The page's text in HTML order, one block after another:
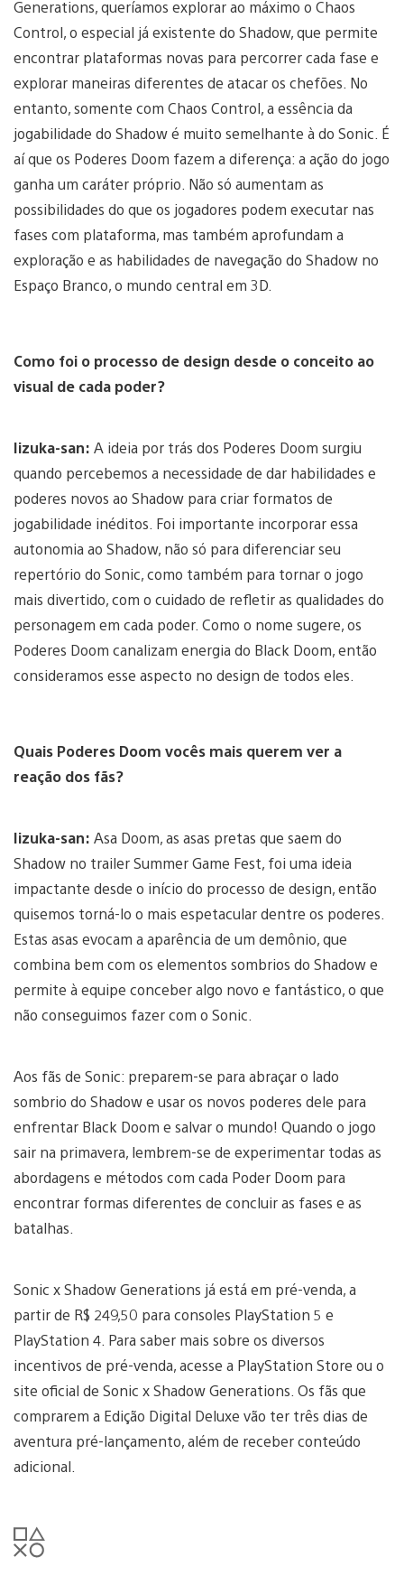
Generations, queríamos explorar ao máximo o Chaos
Control, o especial já existente do Shadow, que permite
encontrar plataformas novas para percorrer cada fase e
explorar maneiras diferentes de atacar os chefões. No
entanto, somente com Chaos Control, a essência da
jogabilidade do Shadow é muito semelhante à do Sonic. É
aí que os Poderes Doom fazem a diferença: a ação do jogo
ganha um caráter próprio. Não só aumentam as
possibilidades do que os jogadores podem executar nas
fases com plataforma, mas também aprofundam a
exploração e as habilidades de navegação do Shadow no
Espaço Branco, o mundo central em 3D.
Como foi o processo de design desde o conceito ao
visual de cada poder?
Iizuka-san: A ideia por trás dos Poderes Doom surgiu
quando percebemos a necessidade de dar habilidades e
poderes novos ao Shadow para criar formatos de
jogabilidade inéditos. Foi importante incorporar essa
autonomia ao Shadow, não só para diferenciar seu
repertório do Sonic, como também para tornar o jogo
mais divertido, com o cuidado de refletir as qualidades do
personagem em cada poder. Como o nome sugere, os
Poderes Doom canalizam energia do Black Doom, então
consideramos esse aspecto no design de todos eles.
Quais Poderes Doom vocês mais querem ver a
reação dos fãs?
Iizuka-san: Asa Doom, as asas pretas que saem do
Shadow no trailer Summer Game Fest, foi uma ideia
impactante desde o início do processo de design, então
quisemos torná-lo o mais espetacular dentre os poderes.
Estas asas evocam a aparência de um demônio, que
combina bem com os elementos sombrios do Shadow e
permite à equipe conceber algo novo e fantástico, o que
não conseguimos fazer com o Sonic.
Aos fãs de Sonic: preparem-se para abraçar o lado
sombrio do Shadow e usar os novos poderes dele para
enfrentar Black Doom e salvar o mundo! Quando o jogo
sair na primavera, lembrem-se de experimentar todas as
abordagens e métodos com cada Poder Doom para
encontrar formas diferentes de concluir as fases e as
batalhas.
Sonic x Shadow Generations já está em pré-venda, a
partir de R$ 249,50 para consoles PlayStation 5 e
PlayStation 4. Para saber mais sobre os diversos
incentivos de pré-venda, acesse a PlayStation Store ou o
site oficial de Sonic x Shadow Generations. Os fãs que
comprarem a Edição Digital Deluxe vão ter três dias de
aventura pré-lançamento, além de receber conteúdo
adicional.